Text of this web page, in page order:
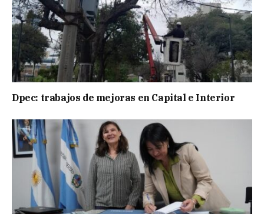
Dpec: trabajos de mejoras en Capital e Interior